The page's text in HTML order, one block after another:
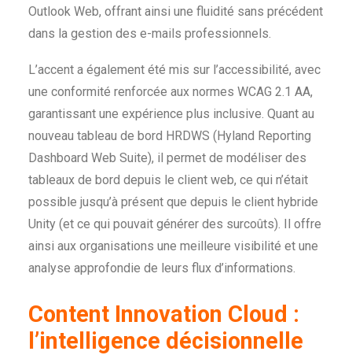
Outlook Web, offrant ainsi une fluidité sans précédent
dans la gestion des e-mails professionnels.
L’accent a également été mis sur l’accessibilité, avec
une conformité renforcée aux normes WCAG 2.1 AA,
garantissant une expérience plus inclusive. Quant au
nouveau tableau de bord HRDWS (Hyland Reporting
Dashboard Web Suite), il permet de modéliser des
tableaux de bord depuis le client web, ce qui n’était
possible jusqu’à présent que depuis le client hybride
Unity (et ce qui pouvait générer des surcoûts). Il offre
ainsi aux organisations une meilleure visibilité et une
analyse approfondie de leurs flux d’informations.
Content Innovation Cloud :
l’intelligence décisionnelle